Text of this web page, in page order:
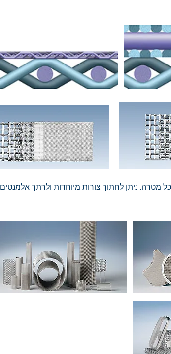
מטרה. ניתן לחתוך צורות מיוחדות ולרתך אלמנטים